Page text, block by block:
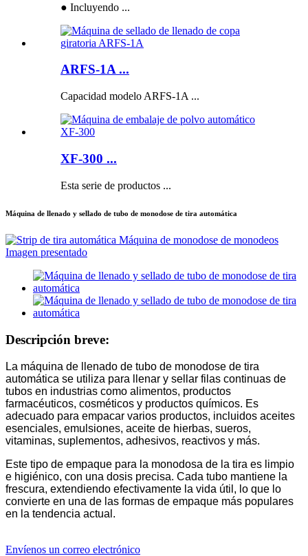
● Incluyendo ...
ARFS-1A ...
Capacidad modelo ARFS-1A ...
XF-300 ...
Esta serie de productos ...
Máquina de llenado y sellado de tubo de monodose de tira automática
Descripción breve:
La máquina de llenado de tubo de monodose de tira
automática se utiliza para llenar y sellar filas continuas de
tubos en industrias como alimentos, productos
farmacéuticos, cosméticos y productos químicos. Es
adecuado para empacar varios productos, incluidos aceites
esenciales, emulsiones, aceite de hierbas, sueros,
vitaminas, suplementos, adhesivos, reactivos y más.
Este tipo de empaque para la monodosa de la tira es limpio
e higiénico, con una dosis precisa. Cada tubo mantiene la
frescura, extendiendo efectivamente la vida útil, lo que lo
convierte en una de las formas de empaque más populares
en la tendencia actual.
Envíenos un correo electrónico